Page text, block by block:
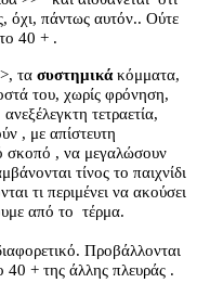
όχι, πάντως αυτόν.. Ούτε
40 + .
τα συστημικάκόμματα,
του, χωρίς φρόνηση,
ανεξέλεγκτη τετραετία,
, με απίστευτη
σκοπό , να μεγαλώσουν
τίνος το παιχνίδι
τι περιμένει να ακούσει
από το τέρμα.
Προβάλλονται
40 + της άλλης πλευράς .